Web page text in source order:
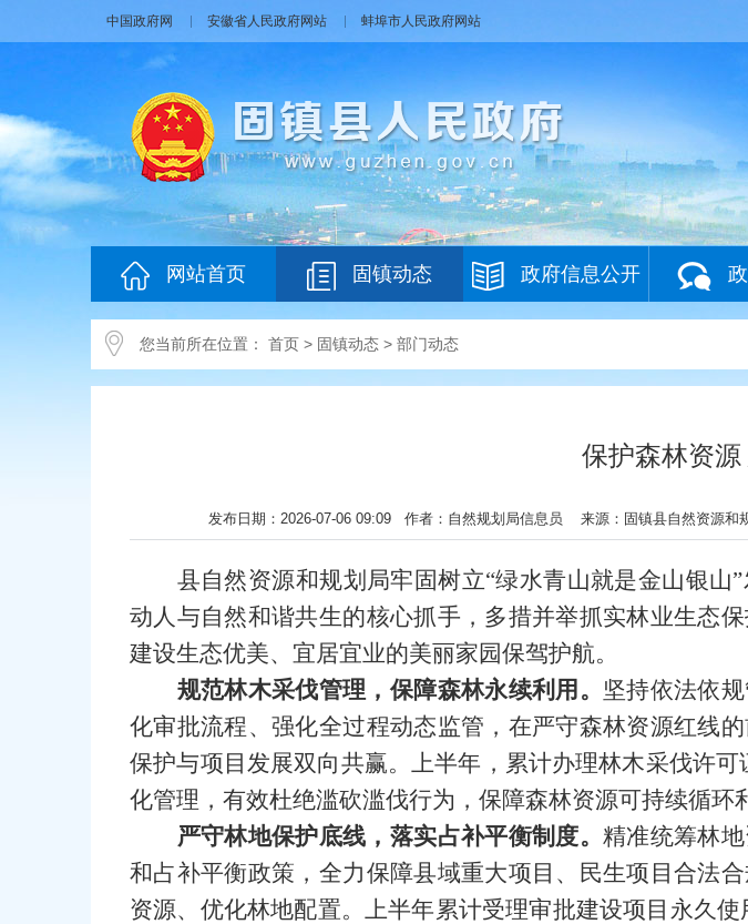
中国政府网 安徽省人民政府网站 蚌埠市人民政府网站
网站首页 固镇动态 政府信息公开
您当前所在位置： 首页 > 固镇动态 > 部门动态
保护森林资源
发布日期：2026-07-06 09:09 作者：自然规划局信息员 来源：固镇县自然资源和
县自然资源和规划局牢固树立“绿水青山就是金山银
动人与自然和谐共生的核心抓手，多措并举抓实林业生态
建设生态优美、宜居宜业的美丽家园保驾护航。
规范林木采伐管理，保障森林永续利用。 坚持依法依
化审批流程、强化全过程动态监管，在严守森林资源红线
保护与项目发展双向共赢。上半年，累计办理林木采伐许
化管理，有效杜绝滥砍滥伐行为，保障森林资源可持续循环
严守林地保护底线，落实占补平衡制度。精准统筹林
和占补平衡政策，全力保障县域重大项目、民生项目合法
资源、优化林地配置。上半年累计受理审批建设项目永久